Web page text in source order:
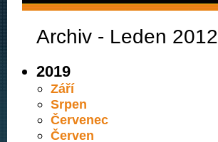
Archiv - Leden 2012
2019
Září
Srpen
Červenec
Červen